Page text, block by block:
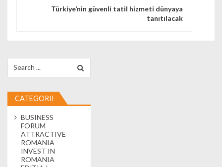
Türkiye’nin güvenli tatil hizmeti dünyaya
tanıtılacak
CATEGORII
BUSINESS
FORUM
ATTRACTIVE
ROMANIA
INVEST IN
ROMANIA